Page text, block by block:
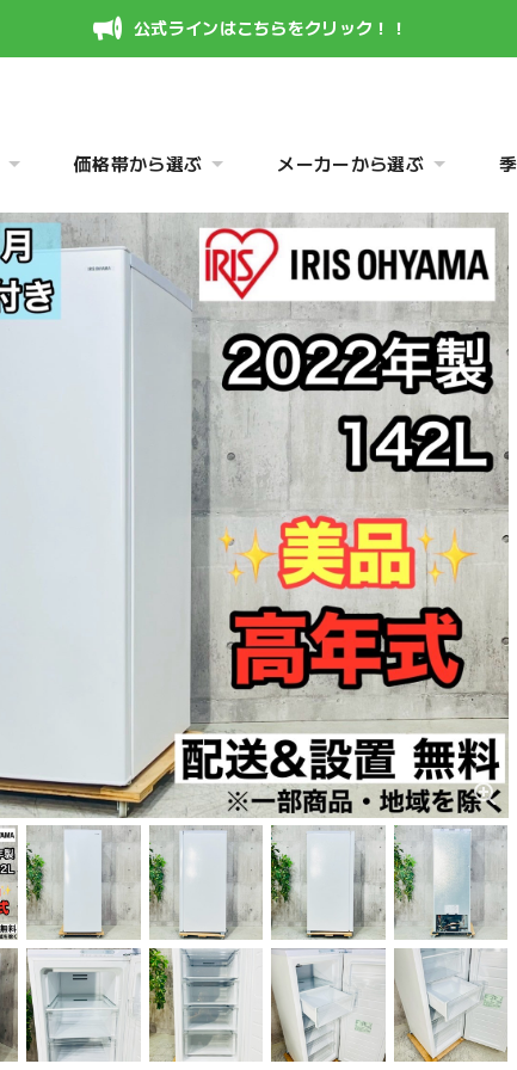
公式ラインはこちらをクリック！！
価格帯から選ぶ メーカーから選ぶ